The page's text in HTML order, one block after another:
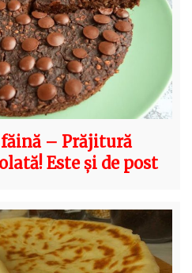
făină – Prăjitură
Este și de post